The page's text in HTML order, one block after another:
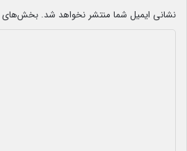
نشانی ایمیل شما منتشر نخواهد شد. بخش‌های